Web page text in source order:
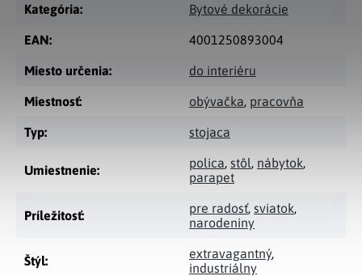
Kategória: Bytové dekorácie
EAN: 4001250893004
Miesto určenia: do interiéru
Miestnosť: obývačka, pracovňa
Typ: stojaca
Umiestnenie: polica, stôl, nábytok,
parapet
Príležitosť: pre radosť, sviatok,
narodeniny
Štýl: extravagantný,
industriálny